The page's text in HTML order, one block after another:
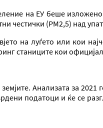
на ЕУ беше
честички (PM2,5) над
на луѓето или кои
станиците кои
Анализата за
податоци и ќе се